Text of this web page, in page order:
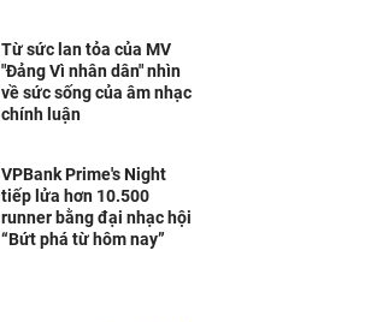
Từ sức lan tỏa của MV
"Đảng Vì nhân dân" nhìn
về sức sống của âm nhạc
chính luận
VPBank Prime's Night
tiếp lửa hơn 10.500
runner bằng đại nhạc hội
“Bứt phá từ hôm nay”